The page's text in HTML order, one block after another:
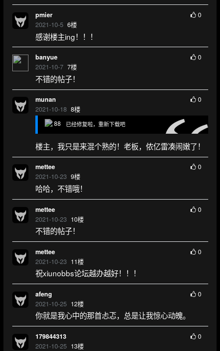
pmier
2021-10-5 6楼
0
感谢楼主ing！！！
banyue
2021-10-7 7楼
0
不错的帖子！
munan
2021-10-18 8楼
0
88 已经修复啦，重新下载吧
楼主，我只是来混个熟的！老板，侬亿雷凑闹嫩了！
mettee
2021-10-23 9楼
0
哈哈，不错哦！
mettee
2021-10-23 10楼
0
不错的帖子！
mettee
2021-10-23 11楼
0
祝xiunobbs论坛越办越好！！！
afeng
2021-10-25 12楼
0
你就是我心中的那首忐忑，总是让我惊心动魄。
179844313
2021-10-25 13楼
0